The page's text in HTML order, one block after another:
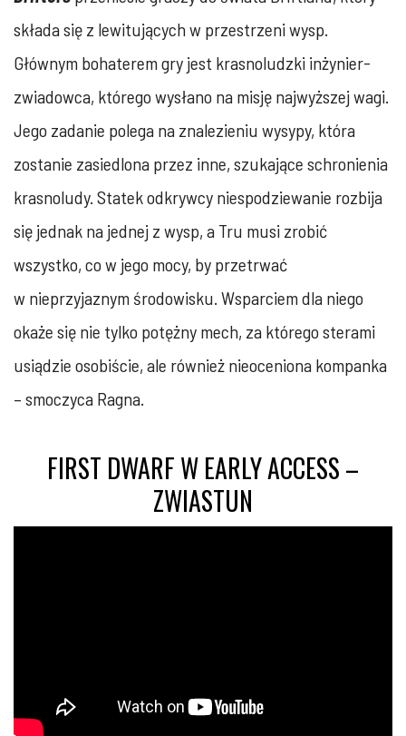
składa się z lewitujących w przestrzeni wysp.
Głównym bohaterem gry jest krasnoludzki inżynier-
zwiadowca, którego wysłano na misję najwyższej wagi.
Jego zadanie polega na znalezieniu wysypy, która
zostanie zasiedlona przez inne, szukające schronienia
krasnoludy. Statek odkrywcy niespodziewanie rozbija
się jednak na jednej z wysp, a Tru musi zrobić
wszystko, co w jego mocy, by przetrwać
w nieprzyjaznym środowisku. Wsparciem dla niego
okaże się nie tylko potężny mech, za którego sterami
usiądzie osobiście, ale również nieoceniona kompanka
– smoczyca Ragna.
FIRST DWARF W EARLY ACCESS –
ZWIASTUN